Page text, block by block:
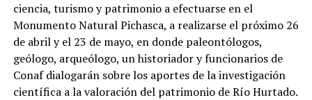
ciencia, turismo y patrimonio a efectuarse en el
Monumento Natural Pichasca, a realizarse el próximo 26
de abril y el 23 de mayo, en donde paleontólogos,
geólogo, arqueólogo, un historiador y funcionarios de
Conaf dialogarán sobre los aportes de la investigación
científica a la valoración del patrimonio de Río Hurtado.